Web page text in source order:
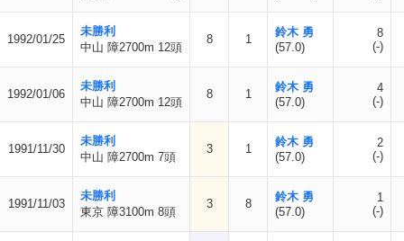
1992/01/25
未勝利
中山 障2700m 12頭
8 1
鈴木 勇
(57.0)
8
(-)
1992/01/06
未勝利
中山 障2700m 12頭
8 1
鈴木 勇
(57.0)
4
(-)
1991/11/30
未勝利
中山 障2700m 7頭
3 1
鈴木 勇
(57.0)
2
(-)
1991/11/03
未勝利
東京 障3100m 8頭
3 8
鈴木 勇
(57.0)
1
(-)